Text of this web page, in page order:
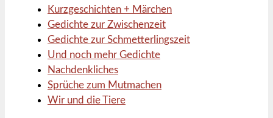
Kurzgeschichten + Märchen
Gedichte zur Zwischenzeit
Gedichte zur Schmetterlingszeit
Und noch mehr Gedichte
Nachdenkliches
Sprüche zum Mutmachen
Wir und die Tiere